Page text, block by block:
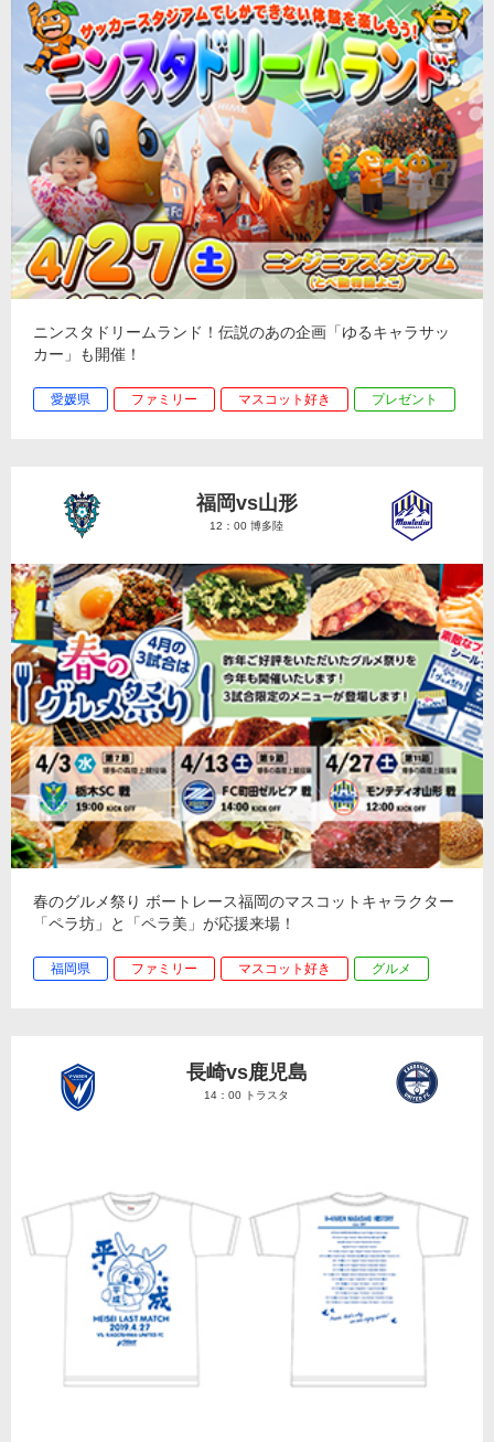
ニンスタドリームランド！伝説のあの企画「ゆるキャラサッ
カー」も開催！
愛媛県 ファミリー マスコット好き プレゼント
福岡vs山形
12：00 博多陸
春のグルメ祭り ボートレース福岡のマスコットキャラクター
「ペラ坊」と「ペラ美」が応援来場！
福岡県 ファミリー マスコット好き グルメ
長崎vs鹿児島
14：00 トラスタ